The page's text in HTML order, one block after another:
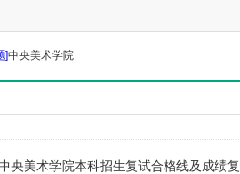
]中央美术学院
央美术学院本科招生复试合格线及成绩